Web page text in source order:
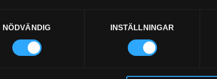
NÖDVÄNDIG
INSTÄLLNINGAR